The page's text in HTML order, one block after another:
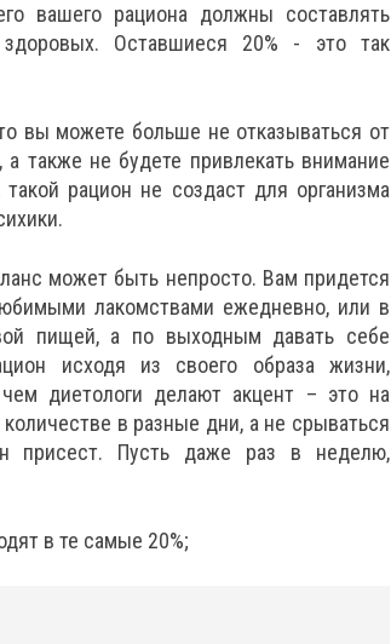
вашего рациона должны составлять
здоровых. Оставшиеся 20% - это так
вы можете больше не отказываться от
также не будете привлекать внимание
рацион не создаст для организма
может быть непросто. Вам придется
лакомствами ежедневно, или в
пищей, а по выходным давать себе
исходя из своего образа жизни,
диетологи делают акцент – это на
в разные дни, а не срываться
присест. Пусть даже раз в неделю,
в те самые 20%;